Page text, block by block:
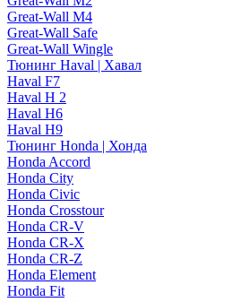
Great-Wall M4
Great-Wall Safe
Great-Wall Wingle
Тюнинг Haval | Хавал
Haval F7
Haval H 2
Haval H6
Haval H9
Тюнинг Honda | Хонда
Honda Accord
Honda City
Honda Civic
Honda Crosstour
Honda CR-V
Honda CR-X
Honda CR-Z
Honda Element
Honda Fit